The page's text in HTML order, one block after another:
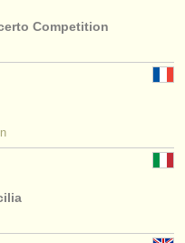
Competition